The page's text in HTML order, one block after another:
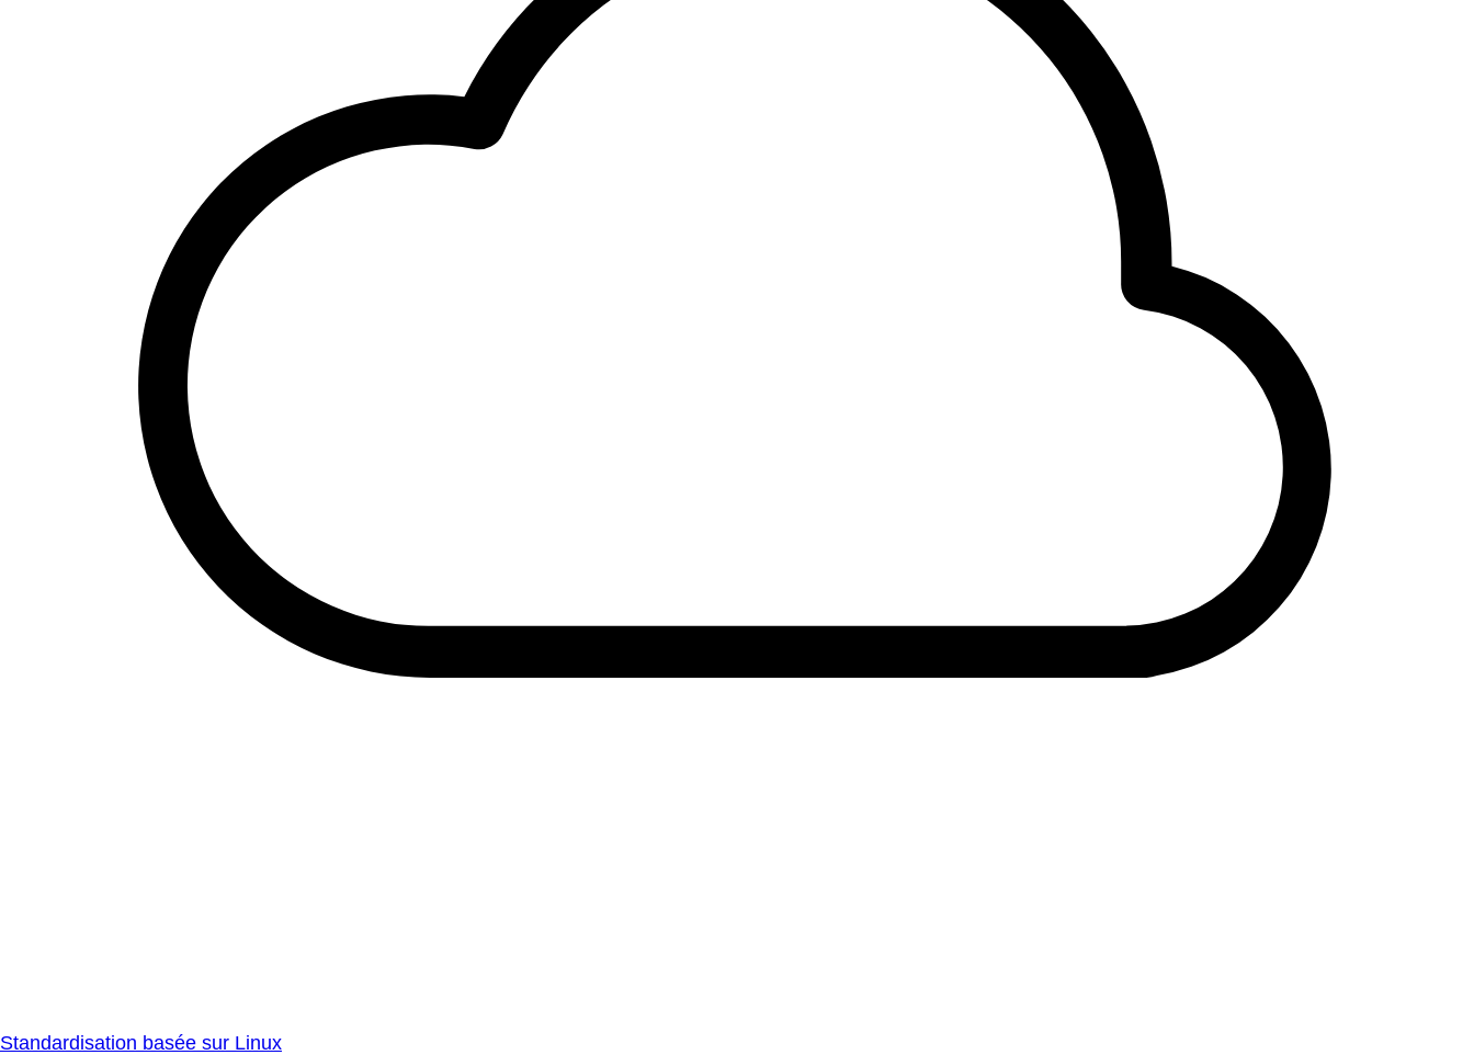
Standardisation basée sur Linux